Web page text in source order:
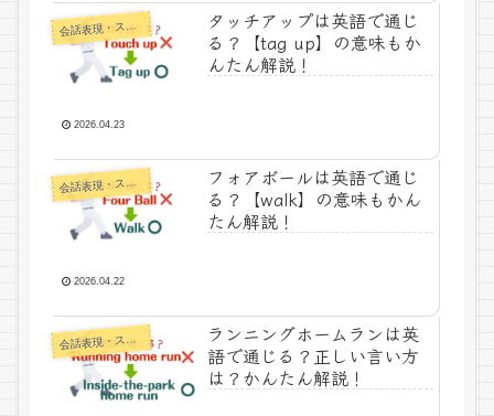
会話表現・スラング・ことわざ
タッチアップは英語で通じ
る？【tag up】の意味もか
んたん解説！
2026.04.23
会話表現・スラング・ことわざ
フォアボールは英語で通じ
る？【walk】の意味もかん
たん解説！
2026.04.22
会話表現・スラング・ことわざ
ランニングホームランは英
語で通じる？正しい言い方
は？かんたん解説！